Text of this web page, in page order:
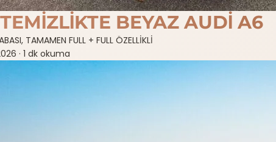
BEYAZ AUDİ A6
TAMAMEN FULL + FULL ÖZELLİKLİ
· 1 dk okuma